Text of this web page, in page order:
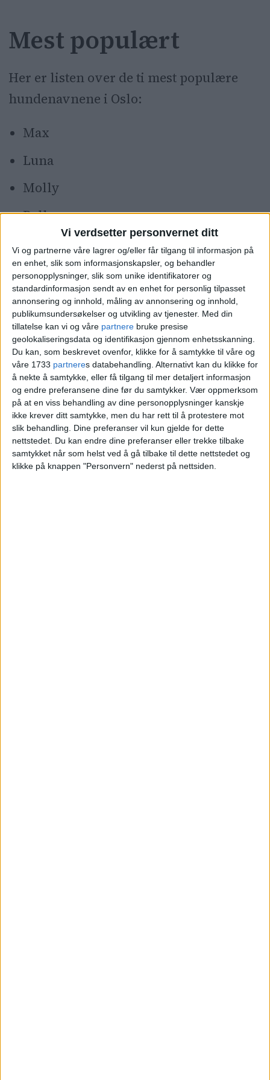
Vi verdsetter personvernet ditt
Vi og partnerne våre lagrer og/eller får tilgang til informasjon på
en enhet, slik som informasjonskapsler, og behandler
personopplysninger, slik som unike identifikatorer og
standardinformasjon sendt av en enhet for personlig tilpasset
annonsering og innhold, måling av annonsering og innhold,
publikumsundersøkelser og utvikling av tjenester. Med din
tillatelse kan vi og våre partnere bruke presise
geolokaliseringsdata og identifikasjon gjennom enhetsskanning.
Du kan, som beskrevet ovenfor, klikke for å samtykke til våre og
våre 1733 partneres databehandling. Alternativt kan du klikke for
å nekte å samtykke, eller få tilgang til mer detaljert informasjon
og endre preferansene dine før du samtykker. Vær oppmerksom
på at en viss behandling av dine personopplysninger kanskje
ikke krever ditt samtykke, men du har rett til å protestere mot
slik behandling. Dine preferanser vil kun gjelde for dette
nettstedet. Du kan endre dine preferanser eller trekke tilbake
samtykket når som helst ved å gå tilbake til dette nettstedet og
klikke på knappen "Personvern" nederst på nettsiden.
Mest populært
Her er listen over de ti mest populære
hundenavnene i Oslo:
Max
Luna
Molly
Bella
Stella
Balder
Happy
Kompis
Kira